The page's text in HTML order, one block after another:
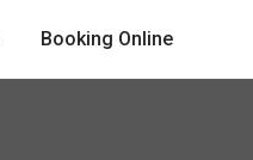
Booking Online